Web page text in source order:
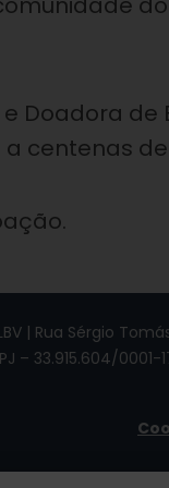
Doadora
centenas
LBV | Rua Sérgio
– 33.915.604/